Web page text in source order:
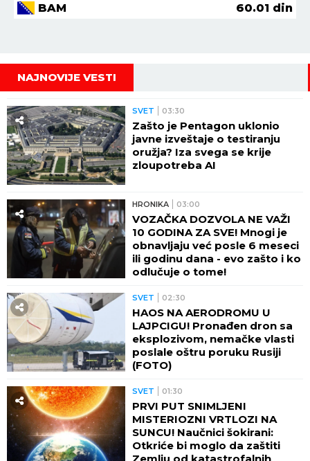
BAM
60.01 din
NAJNOVIJE VESTI
SVET 03:30
Zašto je Pentagon uklonio
javne izveštaje o testiranju
oružja? Iza svega se krije
zloupotreba AI
HRONIKA 03:00
VOZAČKA DOZVOLA NE VAŽI
10 GODINA ZA SVE! Mnogi je
obnavljaju već posle 6 meseci
ili godinu dana - evo zašto i ko
odlučuje o tome!
SVET 02:30
HAOS NA AERODROMU U
LAJPCIGU! Pronađen dron sa
eksplozivom, nemačke vlasti
poslale oštru poruku Rusiji
(FOTO)
SVET 01:30
PRVI PUT SNIMLJENI
MISTERIOZNI VRTLOZI NA
SUNCU! Naučnici šokirani:
Otkriće bi moglo da zaštiti